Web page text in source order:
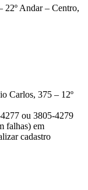
22º Andar – Centro,
Carlos, 375 – 12º
ou 3805-4279
falhas) em
cadastro